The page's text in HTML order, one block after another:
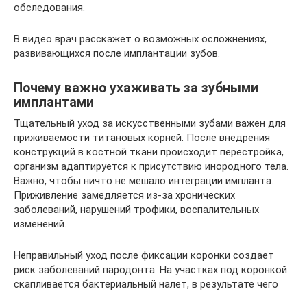
обследования.
В видео врач расскажет о возможных осложнениях,
развивающихся после имплантации зубов.
Почему важно ухаживать за зубными
имплантами
Тщательный уход за искусственными зубами важен для
приживаемости титановых корней. После внедрения
конструкций в костной ткани происходит перестройка,
организм адаптируется к присутствию инородного тела.
Важно, чтобы ничто не мешало интеграции импланта.
Приживление замедляется из-за хронических
заболеваний, нарушений трофики, воспалительных
изменений.
Неправильный уход после фиксации коронки создает
риск заболеваний пародонта. На участках под коронкой
скапливается бактериальный налет, в результате чего